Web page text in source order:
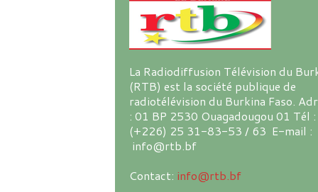
La Radiodiffusion Télévision du
(RTB) est la société publique de
radiotélévision du Burkina Faso.
: 01 BP 2530 Ouagadougou 01 Tél :
(+226) 25 31-83-53 / 63 E-mail :
info@rtb.bf
Contact: info@rtb.bf